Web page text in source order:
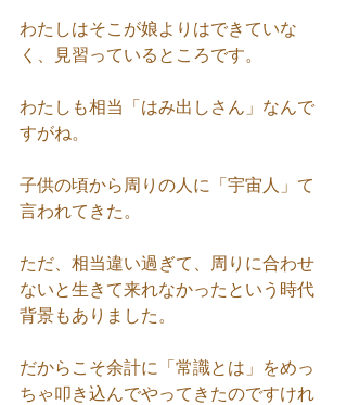
わたしはそこが娘よりはできていな
く、見習っているところです。
わたしも相当「はみ出しさん」なんで
すがね。
子供の頃から周りの人に「宇宙人」て
言われてきた。
ただ、相当違い過ぎて、周りに合わせ
ないと生きて来れなかったという時代
背景もありました。
だからこそ余計に「常識とは」をめっ
ちゃ叩き込んでやってきたのですけれ